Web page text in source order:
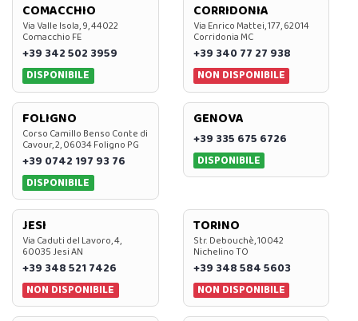
COMACCHIO
Via Valle Isola, 9, 44022
Comacchio FE
+39 342 502 3959
DISPONIBILE
CORRIDONIA
Via Enrico Mattei, 177, 62014
Corridonia MC
+39 340 77 27 938
NON DISPONIBILE
FOLIGNO
Corso Camillo Benso Conte di
Cavour, 2, 06034 Foligno PG
+39 0742 197 93 76
DISPONIBILE
GENOVA
+39 335 675 6726
DISPONIBILE
JESI
Via Caduti del Lavoro, 4,
60035 Jesi AN
+39 348 521 7426
NON DISPONIBILE
TORINO
Str. Debouchè, 10042
Nichelino TO
+39 348 584 5603
NON DISPONIBILE